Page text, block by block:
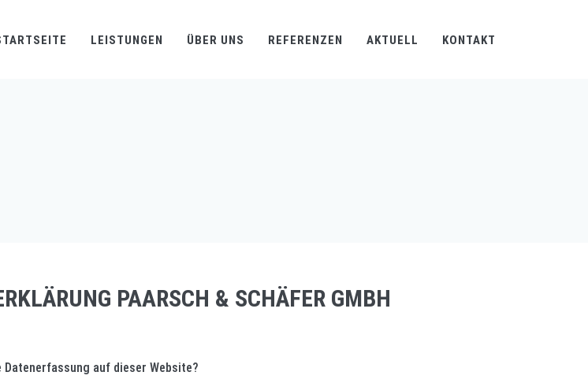
LEISTUNGEN ÜBER UNS REFERENZEN AKTUELL KONTAKT
PAARSCH & SCHÄFER GMBH
auf dieser Website?